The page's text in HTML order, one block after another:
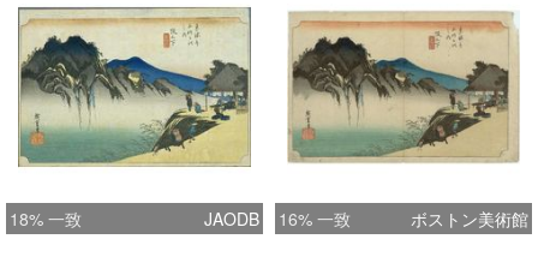
18% 一致 JAODB 16% 一致 ボストン美術館